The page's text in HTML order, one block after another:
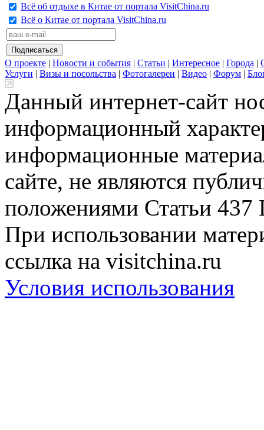
Всё об отдыхе в Китае от портала VisitChina.ru
Всё о Китае от портала VisitChina.ru
О проекте | Новости и события | Статьи | Интересное | Города |
Услуги | Визы и посольства | Фотогалереи | Видео | Форум |
Данный интернет-сайт
информационный
информационные
сайте, не являются
положениями Статьи 437
При использовании
ссылка на visitchina.ru
Условия использования